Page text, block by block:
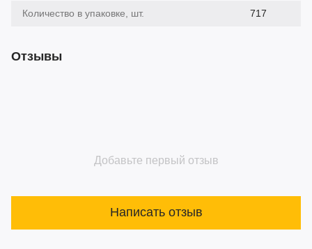
Количество в упаковке, шт. 717
Отзывы
Добавьте первый отзыв
Написать отзыв